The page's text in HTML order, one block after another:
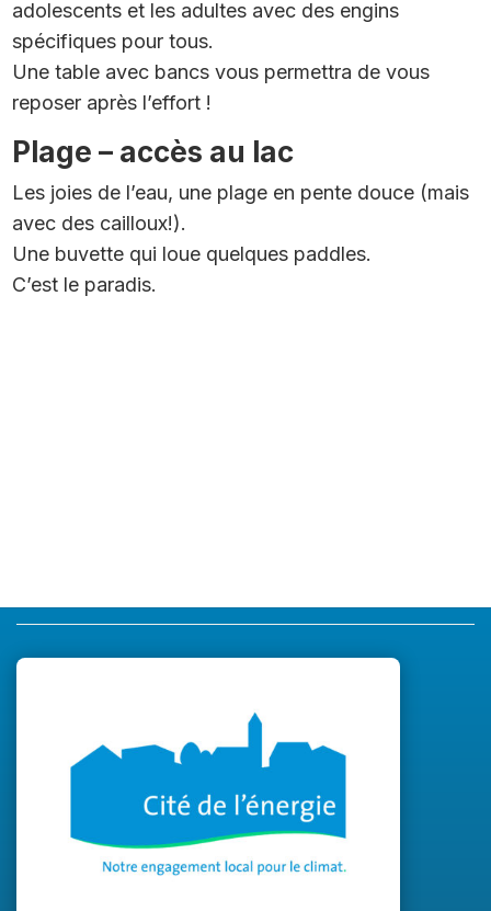
adolescents et les adultes avec des engins
spécifiques pour tous.
Une table avec bancs vous permettra de vous
reposer après l’effort !
Plage – accès au lac
Les joies de l’eau, une plage en pente douce (mais
avec des cailloux!).
Une buvette qui loue quelques paddles.
C’est le paradis.